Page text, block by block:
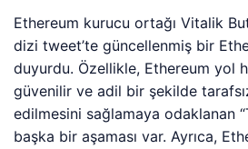
Ethereum kurucu ortağı Vitalik
dizi tweet’te güncellenmiş bir
duyurdu. Özellikle, Ethereum yol
güvenilir ve adil bir şekilde
edilmesini sağlamaya odaklanan
başka bir aşaması var. Ayrıca,